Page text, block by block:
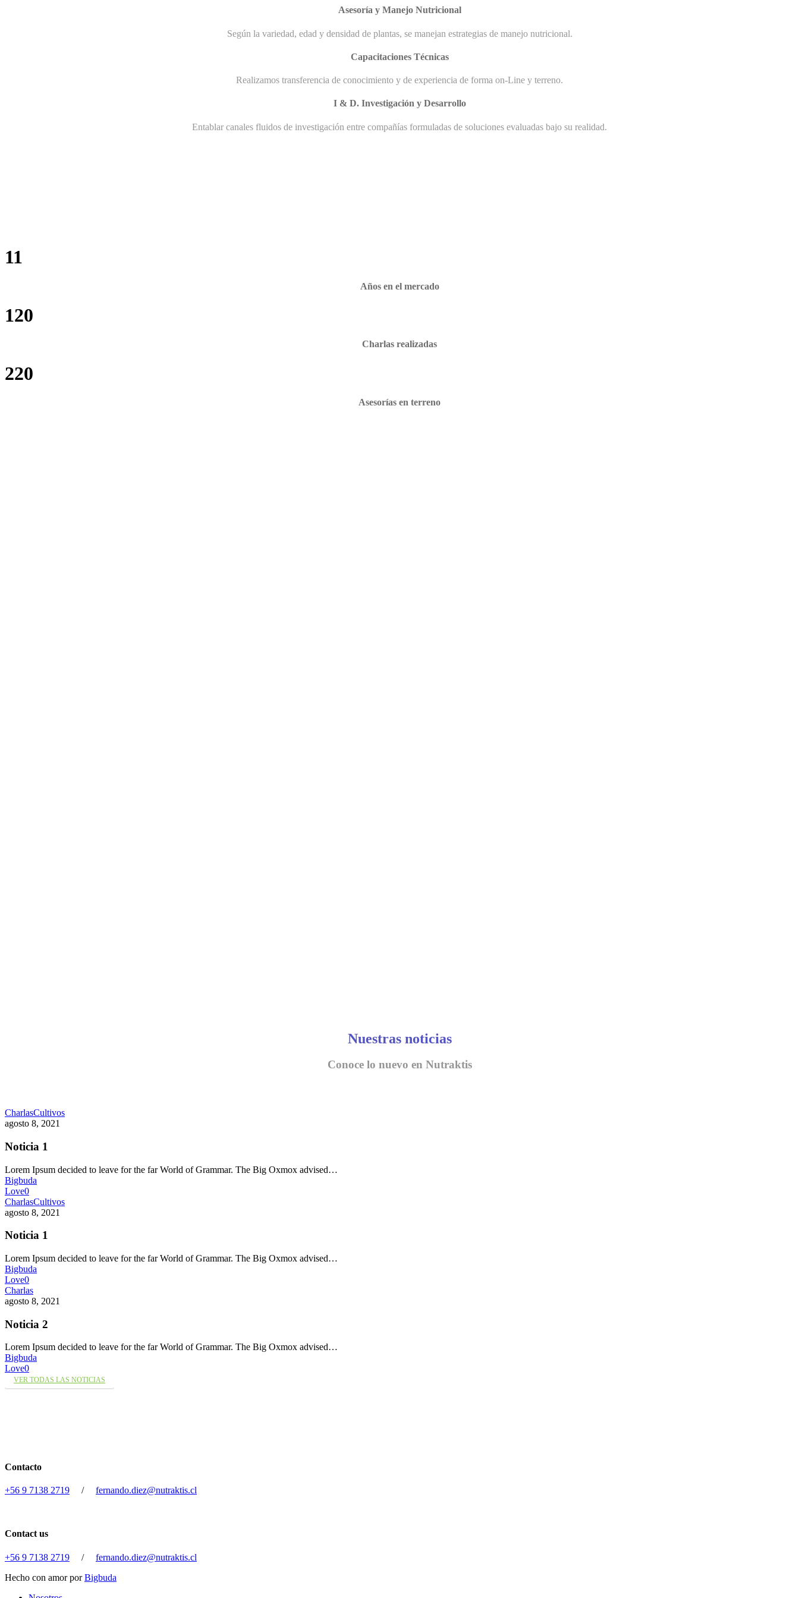
Asesoría y Manejo Nutricional
Según la variedad, edad y densidad de plantas, se manejan estrategias de manejo nutricional.
Capacitaciones Técnicas
Realizamos transferencia de conocimiento y de experiencia de forma on-Line y terreno.
I & D. Investigación y Desarrollo
Entablar canales fluidos de investigación entre compañías formuladas de soluciones evaluadas bajo su realidad.
11
Años en el mercado
120
Charlas realizadas
220
Asesorías en terreno
Nuestras noticias
Conoce lo nuevo en Nutraktis
CharlasCultivos
agosto 8, 2021
Noticia 1
Lorem Ipsum decided to leave for the far World of Grammar. The Big Oxmox advised…
Bigbuda
Love0
CharlasCultivos
agosto 8, 2021
Noticia 1
Lorem Ipsum decided to leave for the far World of Grammar. The Big Oxmox advised…
Bigbuda
Love0
Charlas
agosto 8, 2021
Noticia 2
Lorem Ipsum decided to leave for the far World of Grammar. The Big Oxmox advised…
Bigbuda
Love0
VER TODAS LAS NOTICIAS
Contacto
+56 9 7138 2719 / fernando.diez@nutraktis.cl
Contact us
+56 9 7138 2719 / fernando.diez@nutraktis.cl
Hecho con amor porBigbuda